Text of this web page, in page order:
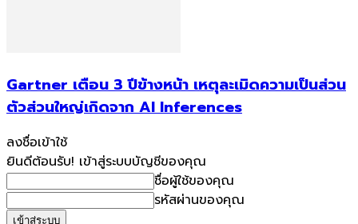
Gartner เตือน 3 ปีข้างหน้า เหตุละเมิดความเป็นส่วน
ตัวส่วนใหญ่เกิดจาก AI Inferences
ลงชื่อเข้าใช้
ยินดีต้อนรับ! เข้าสู่ระบบบัญชีของคุณ
ชื่อผู้ใช้ของคุณ
รหัสผ่านของคุณ